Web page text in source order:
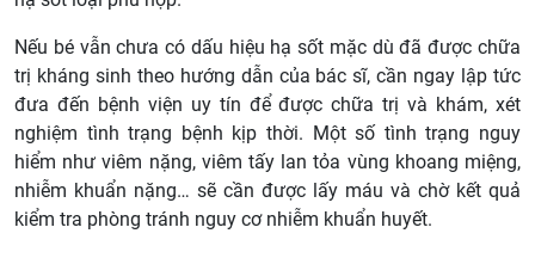
Nếu bé vẫn chưa có dấu hiệu hạ sốt mặc dù đã được chữa
trị kháng sinh theo hướng dẫn của bác sĩ, cần ngay lập tức
đưa đến bệnh viện uy tín để được chữa trị và khám, xét
nghiệm tình trạng bệnh kịp thời. Một số tình trạng nguy
hiểm như viêm nặng, viêm tấy lan tỏa vùng khoang miệng,
nhiễm khuẩn nặng… sẽ cần được lấy máu và chờ kết quả
kiểm tra phòng tránh nguy cơ nhiễm khuẩn huyết.